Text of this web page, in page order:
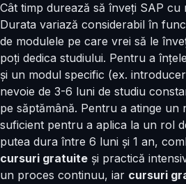
Cât timp durează să înveți SAP cu
Durata variază considerabil în
de modulele pe care vrei să le
poți dedica studiului. Pentru a
și un modul specific (ex.
nevoie de 3-6 luni de studiu
pe săptămână. Pentru a atinge un
suficient pentru a aplica la un rol
putea dura între 6 luni și 1 an,
cursuri gratuite și practică
un proces continuu, iar cursuri